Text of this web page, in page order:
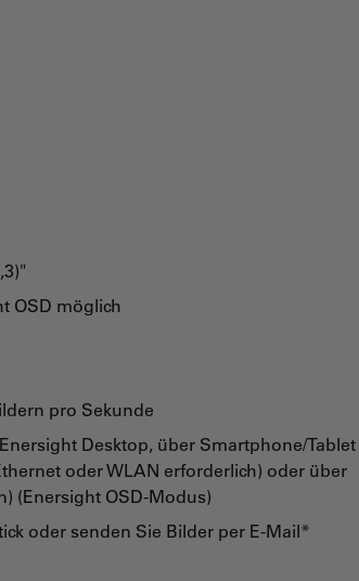
OSD möglich
pro Sekunde
Desktop, über Smartphone/Tablet
oder WLAN erforderlich) oder über
(Enersight OSD-Modus)
oder senden Sie Bilder per E-Mail*